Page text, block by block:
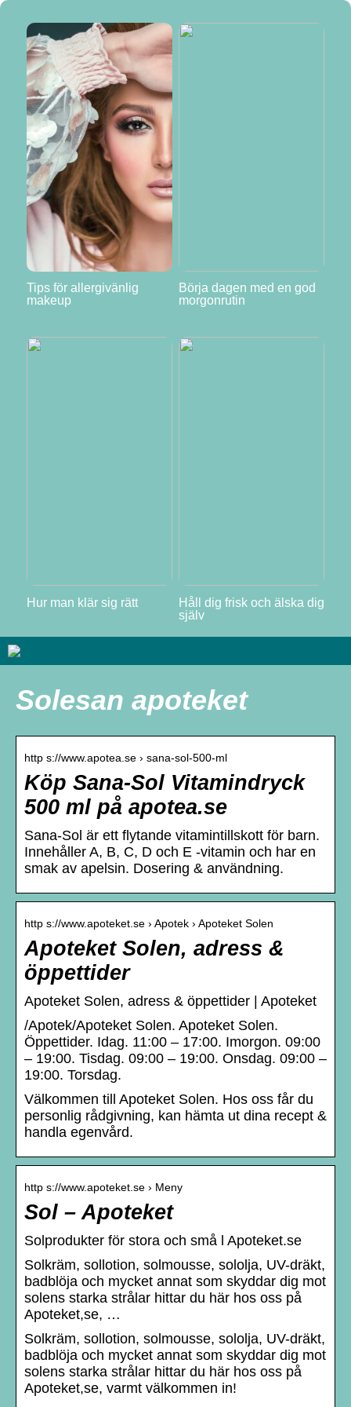
Tips för allergivänlig
makeup
Börja dagen med en god
morgonrutin
Hur man klär sig rätt
Håll dig frisk och älska dig
själv
Solesan apoteket
http s://www.apotea.se › sana-sol-500-ml
Köp Sana-Sol Vitamindryck
500 ml på apotea.se
Sana-Sol är ett flytande vitamintillskott för barn.
Innehåller A, B, C, D och E -vitamin och har en
smak av apelsin. Dosering & användning.
http s://www.apoteket.se › Apotek › Apoteket Solen
Apoteket Solen, adress &
öppettider
Apoteket Solen, adress & öppettider | Apoteket
/Apotek/Apoteket Solen. Apoteket Solen.
Öppettider. Idag. 11:00 – 17:00. Imorgon. 09:00
– 19:00. Tisdag. 09:00 – 19:00. Onsdag. 09:00 –
19:00. Torsdag.
Välkommen till Apoteket Solen. Hos oss får du
personlig rådgivning, kan hämta ut dina recept &
handla egenvård.
http s://www.apoteket.se › Meny
Sol – Apoteket
Solprodukter för stora och små l Apoteket.se
Solkräm, sollotion, solmousse, sololja, UV-dräkt,
badblöja och mycket annat som skyddar dig mot
solens starka strålar hittar du här hos oss på
Apoteket,se, …
Solkräm, sollotion, solmousse, sololja, UV-dräkt,
badblöja och mycket annat som skyddar dig mot
solens starka strålar hittar du här hos oss på
Apoteket,se, varmt välkommen in!